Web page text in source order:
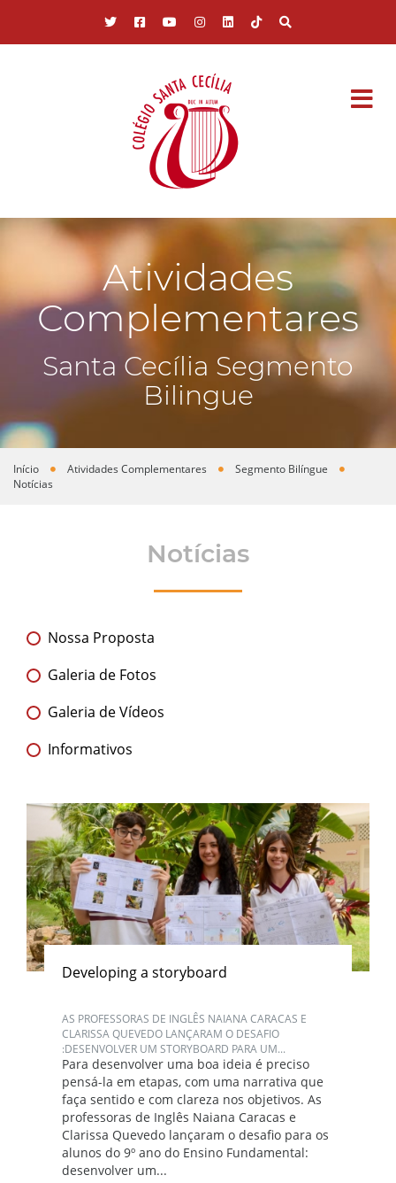
Atividades
Complementares
Santa Cecília Segmento
Bilingue
Você está aqui
Início Atividades Complementares
Segmento Bilíngue
Notícias
Notícias
Nossa Proposta
Galeria de Fotos
Galeria de Vídeos
Informativos
Developing a storyboard
AS PROFESSORAS DE INGLÊS NAIANA CARACAS E
CLARISSA QUEVEDO LANÇARAM O DESAFIO
:DESENVOLVER UM STORYBOARD PARA UM...
Para desenvolver uma boa ideia é preciso
pensá-la em etapas, com uma narrativa que
faça sentido e com clareza nos objetivos. As
professoras de Inglês Naiana Caracas e
Clarissa Quevedo lançaram o desafio para os
alunos do 9º ano do Ensino Fundamental:
desenvolver um...